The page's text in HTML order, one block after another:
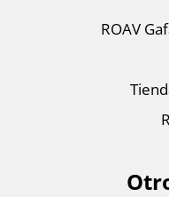
ROAV